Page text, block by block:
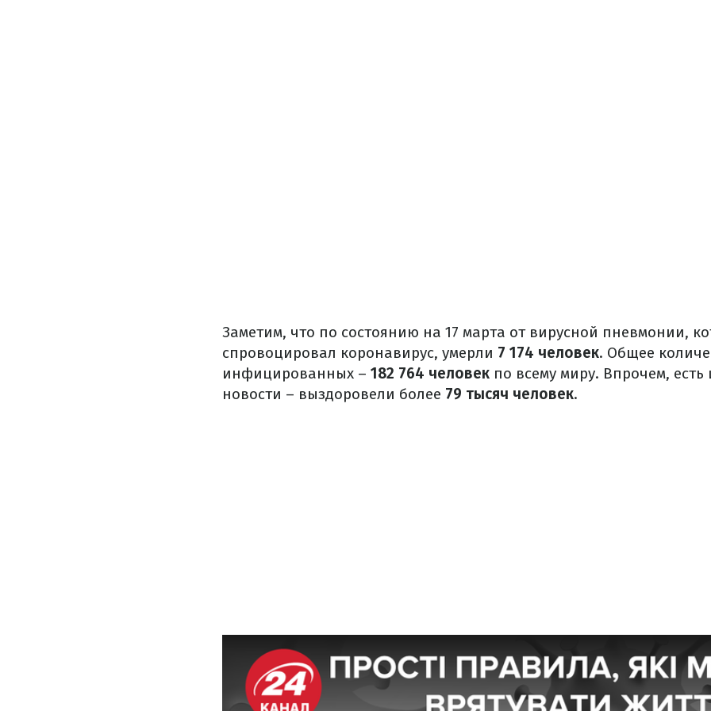
Заметим, что по состоянию на 17 марта от вирусной пневмонии,
спровоцировал коронавирус, умерли 7 174 человек. Общее
инфицированных – 182 764 человек по всему миру. Впрочем,
новости – выздоровели более 79 тысяч человек.